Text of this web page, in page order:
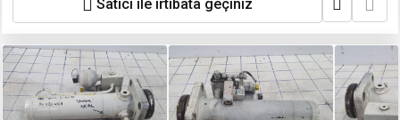
Satıcı ile irtibata geçiniz